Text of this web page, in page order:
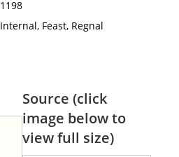
1198
Internal, Feast, Regnal
Source (click
image below to
view full size)